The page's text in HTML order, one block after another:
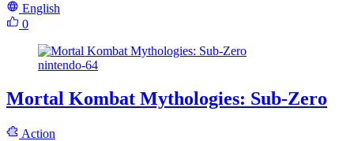
English
0
nintendo-64
Mortal Kombat Mythologies: Sub-Zero
Action